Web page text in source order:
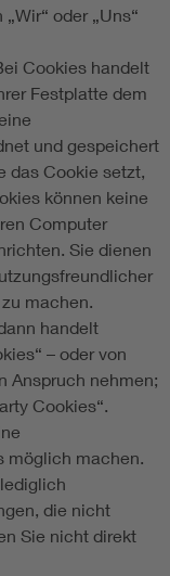
oder „Uns“
Cookies handelt
Festplatte dem
und gespeichert
das Cookie setzt,
können keine
Computer
Sie dienen
machen.
handelt
– oder von
Anspruch nehmen;
Cookies“.
möglich machen.
die nicht
Sie nicht direkt